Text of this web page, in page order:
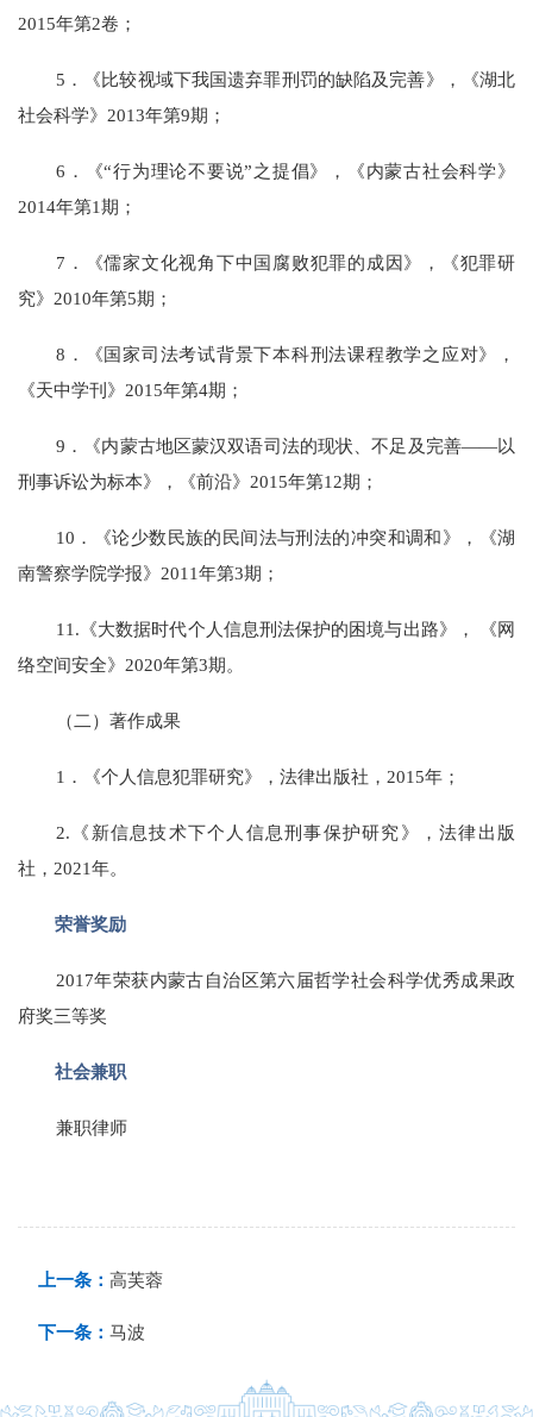
2015年第2卷；
5．《比较视域下我国遗弃罪刑罚的缺陷及完善》，《湖北
社会科学》2013年第9期；
6．《“行为理论不要说”之提倡》，《内蒙古社会科学》
2014年第1期；
7．《儒家文化视角下中国腐败犯罪的成因》，《犯罪研
究》2010年第5期；
8．《国家司法考试背景下本科刑法课程教学之应对》，
《天中学刊》2015年第4期；
9．《内蒙古地区蒙汉双语司法的现状、不足及完善——以
刑事诉讼为标本》，《前沿》2015年第12期；
10．《论少数民族的民间法与刑法的冲突和调和》，《湖
南警察学院学报》2011年第3期；
11.《大数据时代个人信息刑法保护的困境与出路》，
《网
络空间安全》2020年第3期。
（二）著作成果
1．《个人信息犯罪研究》，法律出版社，2015年；
2.《新信息技术下个人信息刑事保护研究》，法律出版
社，2021年。
荣誉奖励
2017年荣获内蒙古自治区第六届哲学社会科学优秀成果政
府奖三等奖
社会兼职
兼职律师
上一条： 高芙蓉
下一条： 马波